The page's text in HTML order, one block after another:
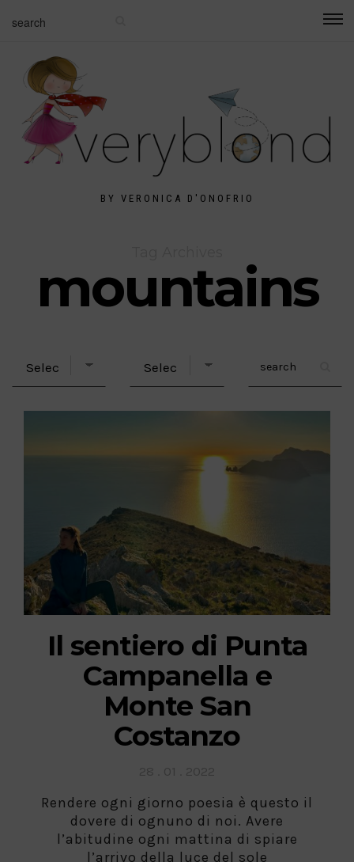
BY VERONICA D'ONOFRIO
mountains
Il sentiero di Punta
Campanella e
Monte San
Costanzo
Rendere ogni giorno poesia è questo il
dovere di ognuno di noi. Avere
l’abitudine ogni mattina di spiare
l’arrivo della luce del sole